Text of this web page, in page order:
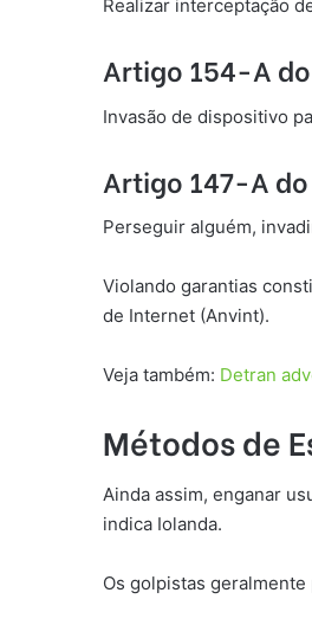
Realizar interceptação
Artigo 154-A
Invasão de dispositivo
Artigo 147-A
Perseguir alguém,
Violando garantias
de Internet (Anvint).
Veja também: Detran
Métodos de
Ainda assim, enganar
indica Iolanda.
Os golpistas